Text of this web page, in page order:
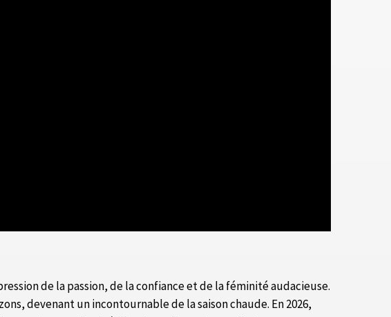
de la passion, de la confiance et de la féminité audacieuse.
devenant un incontournable de la saison chaude. En 2026,